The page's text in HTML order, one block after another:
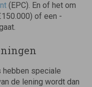
(EPC). En of het om
of een -
hebben speciale
de lening wordt dan